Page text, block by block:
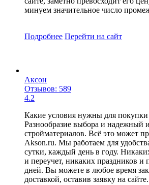
минуем значительное число
Подробнее Перейти на сайт
Аксон
Отзывов: 589
4.2
Какие условия нужны для покупки
Разнообразие выбора и надежный
стройматериалов. Всё это может
Akson.ru. Мы работаем для
сутки, каждый день в году.
и переучет, никаких праздников и
дней. Вы можете в любое время
доставкой, оставив заявку на